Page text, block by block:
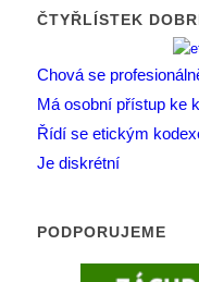
ČTYŘLÍSTEK
Chová se
Má osobní přístup ke
Řídí se etickým
Je diskrétní
PODPORUJEME